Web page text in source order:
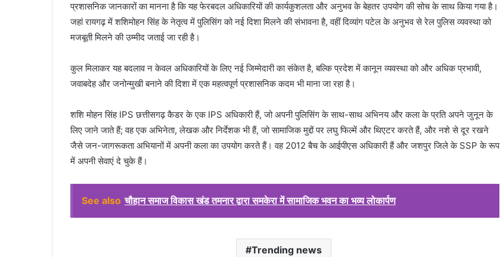
प्रशासनिक जानकारों का मानना है कि यह फेरबदल अधिकारियों की कार्यकुशलता और अनुभव के बेहतर उपयोग की सोच के साथ किया गया है।
जहां रायगढ़ में शशिमोहन सिंह के नेतृत्व में पुलिसिंग को नई दिशा मिलने की संभावना है, वहीं दिव्यांग पटेल के अनुभव से रेल पुलिस व्यवस्था को
मजबूती मिलने की उम्मीद जताई जा रही है।
कुल मिलाकर यह बदलाव न केवल अधिकारियों के लिए नई जिम्मेदारी का संकेत है, बल्कि प्रदेश में कानून व्यवस्था को और अधिक प्रभावी,
जवाबदेह और जनोन्मुखी बनाने की दिशा में एक महत्वपूर्ण प्रशासनिक कदम भी माना जा रहा है।
शशि मोहन सिंह IPS छत्तीसगढ़ कैडर के एक IPS अधिकारी हैं, जो अपनी पुलिसिंग के साथ-साथ अभिनय और कला के प्रति अपने जुनून के
लिए जाने जाते हैं; वह एक अभिनेता, लेखक और निर्देशक भी हैं, जो सामाजिक मुद्दों पर लघु फिल्में और थिएटर करते हैं, और नशे से दूर रखने
जैसे जन-जागरूकता अभियानों में अपनी कला का उपयोग करते हैं। वह 2012 बैच के आईपीएस अधिकारी हैं और जशपुर जिले के SSP के रूप
में अपनी सेवाएं दे चुके हैं।
See also चौहान समाज विकास खंड तमनार द्वारा समकेरा में सामाजिक भवन का भव्य लोकार्पण
Trending news